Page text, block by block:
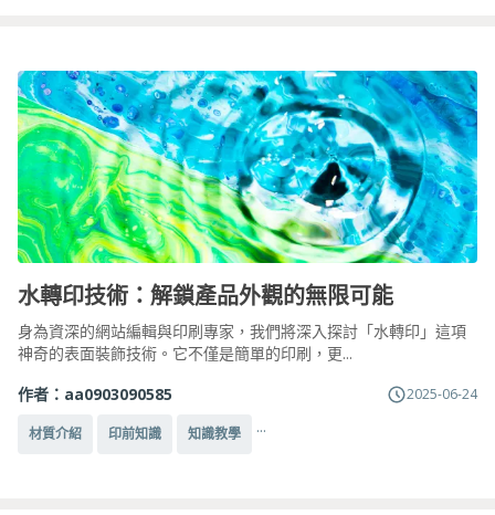
水轉印技術：解鎖產品外觀的無限可能
身為資深的網站編輯與印刷專家，我們將深入探討「水轉印」這項
神奇的表面裝飾技術。它不僅是簡單的印刷，更...
作者： aa0903090585 2025-06-24
材質介紹 印前知識 知識教學 ...